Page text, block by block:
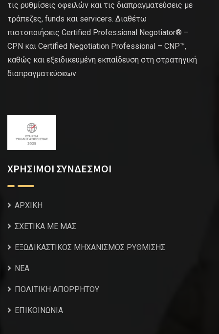
τις ρυθμίσεις οφειλών και τις διαπραγματεύσεις με
τράπεζες, funds και servicers. Διαθέτω
πιστοποιήσεις Certified Professional Negotiator® –
CPN και Certified Negotiation Professional – CNP™,
καθώς και εξειδικευμένη εκπαίδευση στη στρατηγική
διαπραγματεύσεων.
ΧΡΗΣΙΜΟΙ ΣΥΝΔΕΣΜΟΙ
ΑΡΧΙΚΗ
ΣΧΕΤΙΚΑ ΜΕ ΜΑΣ
ΕΞΩΔΙΚΑΣΤΙΚΟΣ ΜΗΧΑΝΙΣΜΟΣ ΡΥΘΜΙΣΗΣ
NEA
ΠΟΛΙΤΙΚΗ ΑΠΟΡΡΗΤΟΥ
ΕΠΙΚΟΙΝΩΝΙΑ